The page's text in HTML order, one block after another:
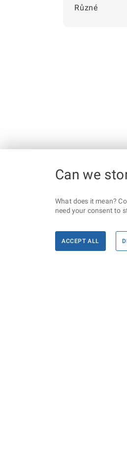
Různé
Can we
What does it mean?
need your consent to
ACCEPT ALL